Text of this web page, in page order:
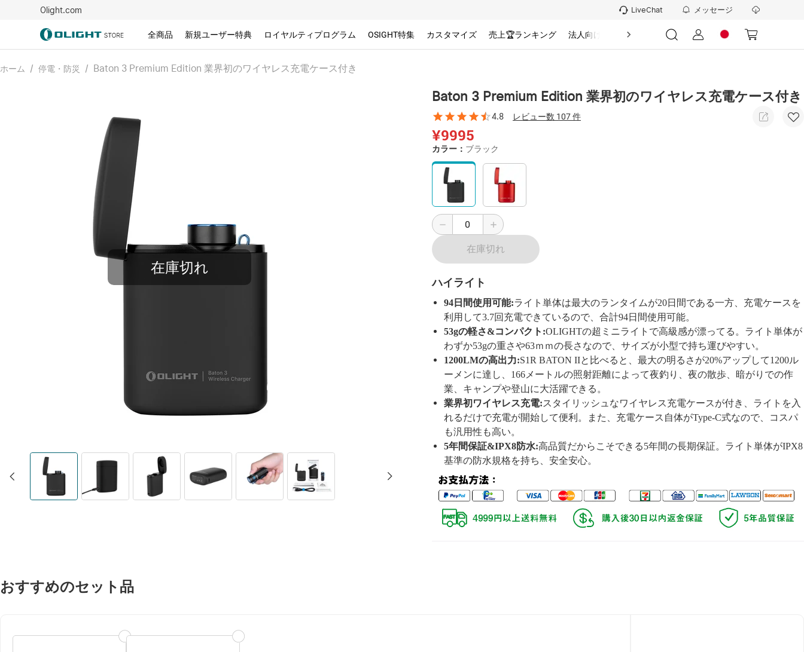
Olight.com LiveChat メッセージ
全商品 新規ユーザー特典 ロイヤルティプログラム OSIGHT特集 カスタマイズ 売上🏆ランキング 法人向け 情報
ホーム / 停電・防災 / Baton 3 Premium Edition 業界初のワイヤレス充電ケース付き
在庫切れ
Baton 3 Premium Edition 業界初のワイヤレス充電ケース付き
4.8 レビュー数 107 件
¥9995
カラー： ブラック
在庫切れ
ハイライト
94日間使用可能:ライト単体は最大のランタイムが20日間である一方、充電ケースを
利用して3.7回充電できているので、合計94日間使用可能。
53gの軽さ&コンパクト:OLIGHTの超ミニライトで高級感が漂ってる。ライト単体が
わずか53gの重さや63ｍｍの長さなので、サイズが小型で持ち運びやすい。
1200LMの高出力:S1R BATON IIと比べると、最大の明るさが20%アップして1200ル
ーメンに達し、166メートルの照射距離によって夜釣り、夜の散歩、暗がりでの作
業、キャンプや登山に大活躍できる。
業界初ワイヤレス充電:スタイリッシュなワイヤレス充電ケースが付き、ライトを入
れるだけで充電が開始して便利。また、充電ケース自体がType-C式なので、コスパ
も汎用性も高い。
5年間保証&IPX8防水:高品質だからこそできる5年間の長期保証。ライト単体がIPX8
基準の防水規格を持ち、安全安心。
おすすめのセット品